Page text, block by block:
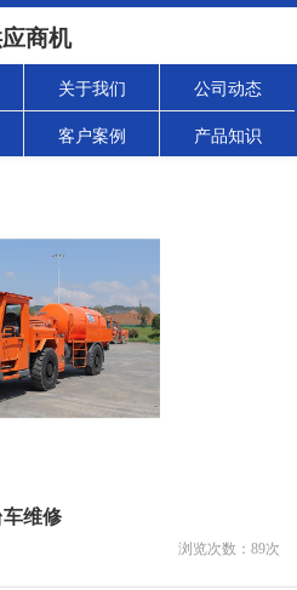
商机
关于我们 公司动态
客户案例 产品知识
维修
浏览次数： 89次